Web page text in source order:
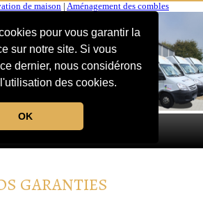
pour vous garantir la
sur notre site. Si vous
dernier, nous considérons
des cookies.
OK
de maison Aménagement des combles
MENU
GARANTIES